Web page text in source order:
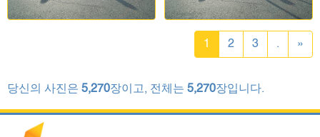
1 2 3 . »
당신의 사진은 5,270장이고, 전체는 5,270장입니다.